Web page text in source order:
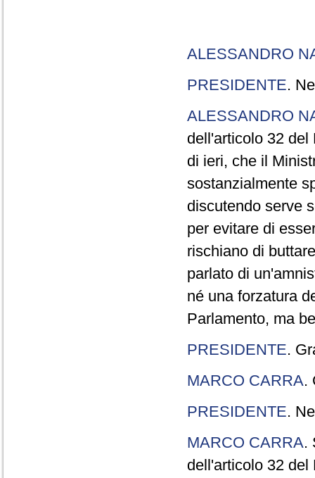
ALESSANDRO
PRESIDENTE.
ALESSANDRO
dell'articolo 32 del
di ieri, che il
sostanzialmente
discutendo serve
per evitare di
rischiano di
parlato di
né una forzatura
Parlamento, ma
PRESIDENTE.
MARCO CARRA.
PRESIDENTE.
MARCO CARRA.
dell'articolo 32 del